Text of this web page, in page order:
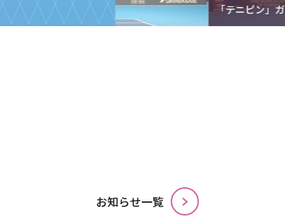
「テニピン」ガイド
お知らせ⼀覧